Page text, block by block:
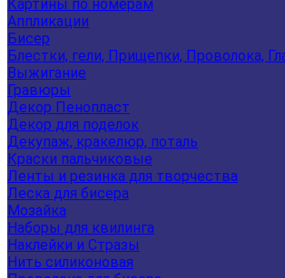
Картины по номерам
Аппликации
Бисер
Блестки, гели, Прищепки, Проволока,
Выжигание
Гравюры
Декор Пенопласт
Декор для поделок
Декупаж, кракелюр, поталь
Краски пальчиковые
Ленты и резинка для творчества
Леска для бисера
Мозайка
Наборы для квилинга
Наклейки и Стразы
Нить силиконовая